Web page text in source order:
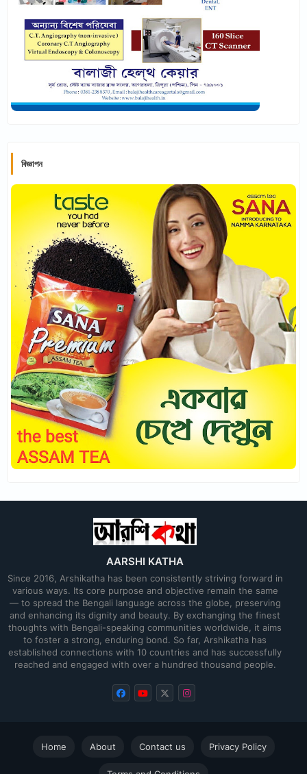
বিজ্ঞাপন
AARSHI KATHA
Since 2016, Arshikatha has been consistently striving forward in
various ways. Its core purpose and objective remain the same
— to spread the Bengali language across the globe, preserving
and enhancing its dignity and beauty. By exchanging the finest
thoughts with Bengali-speaking communities worldwide, it aims
to foster a strong, enduring bond. So far, Arshikatha has
established connections with 10 countries and has successfully
reached and engaged with over a hundred thousand people.
Home About Contact us Privacy Policy